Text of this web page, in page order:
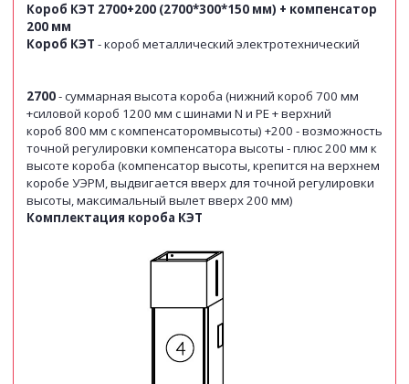
Короб КЭТ 2700+200 (2700*300*150 мм) + компенсатор
200 мм
Короб КЭТ - короб металлический электротехнический
2700- суммарная высота короба (нижний короб 700 мм
+силовой короб 1200 мм с шинами N и РЕ + верхний
короб 800 мм с компенсаторомвысоты) +200 - возможность
точной регулировки компенсатора высоты - плюс 200 мм к
высоте короба (компенсатор высоты, крепится на верхнем
коробе УЭРМ, выдвигается вверх для точной регулировки
высоты, максимальный вылет вверх 200 мм)
Комплектация короба КЭТ